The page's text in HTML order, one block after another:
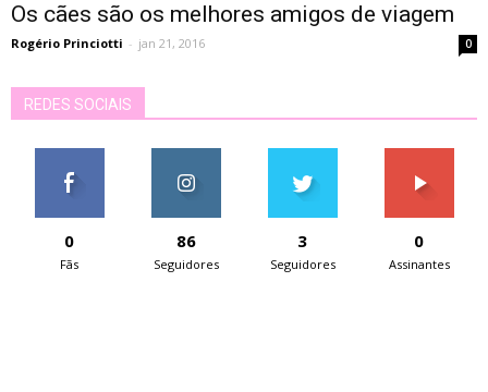
Os cães são os melhores amigos de viagem
Rogério Princiotti - jan 21, 2016 0
REDES SOCIAIS
0
Fãs
86
Seguidores
3
Seguidores
0
Assinantes